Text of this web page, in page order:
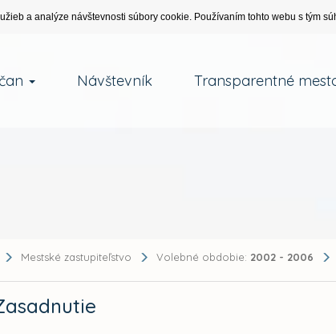
a analýze návštevnosti súbory cookie. Používaním tohto webu s tým
Návštevník Transparentné
Mestské zastupiteľstvo Volebné obdobie: 2002 - 2006